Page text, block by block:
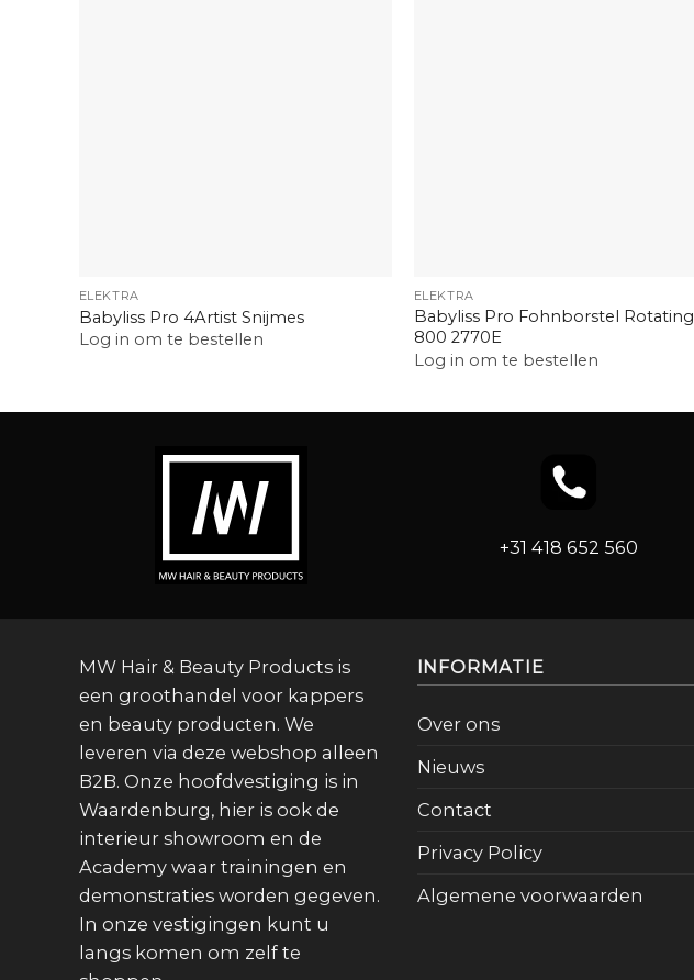
ELEKTRA
Babyliss Pro 4Artist Snijmes
Log in om te bestellen
ELEKTRA
Babyliss Pro Fohnborstel Rotating
800 2770E
Log in om te bestellen
+31 418 652 560
MW Hair & Beauty Products is
een groothandel voor kappers
en beauty producten. We
leveren via deze webshop alleen
B2B. Onze hoofdvestiging is in
Waardenburg, hier is ook de
interieur showroom en de
Academy waar trainingen en
demonstraties worden gegeven.
In onze vestigingen kunt u
langs komen om zelf te
INFORMATIE
Over ons
Nieuws
Contact
Privacy Policy
Algemene voorwaarden